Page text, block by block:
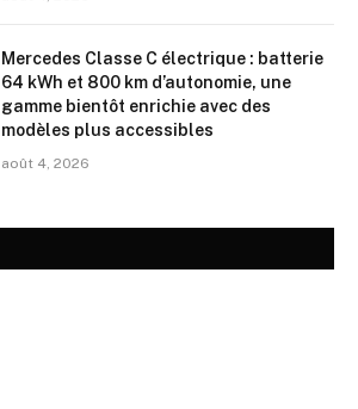
Mercedes Classe C électrique : batterie
64 kWh et 800 km d’autonomie, une
gamme bientôt enrichie avec des
modèles plus accessibles
août 4, 2026